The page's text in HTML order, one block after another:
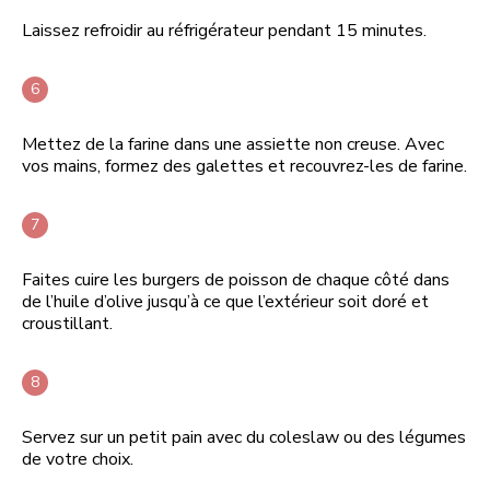
Laissez refroidir au réfrigérateur pendant 15 minutes.
Mettez de la farine dans une assiette non creuse. Avec
vos mains, formez des galettes et recouvrez-les de farine.
Faites cuire les burgers de poisson de chaque côté dans
de l’huile d’olive jusqu’à ce que l’extérieur soit doré et
croustillant.
Servez sur un petit pain avec du coleslaw ou des légumes
de votre choix.